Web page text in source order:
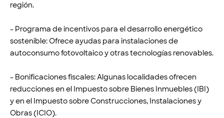
región.
- Programa de incentivos para el desarrollo energético
sostenible: Ofrece ayudas para instalaciones de
autoconsumo fotovoltaico y otras tecnologías renovables.
- Bonificaciones fiscales: Algunas localidades ofrecen
reducciones en el Impuesto sobre Bienes Inmuebles (IBI)
y en el Impuesto sobre Construcciones, Instalaciones y
Obras (ICIO).